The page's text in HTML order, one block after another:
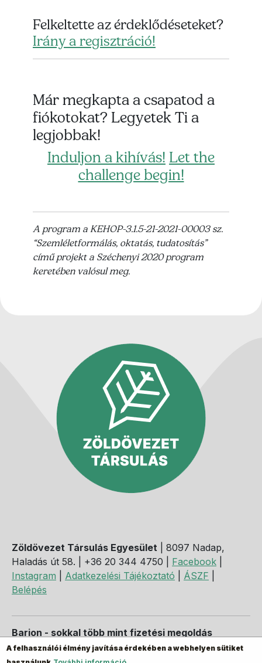
Felkeltette az érdeklődéseteket?
Irány a regisztráció!
Már megkapta a csapatod a
fiókotokat? Legyetek Ti a
legjobbak!
Induljon a kihívás! Let the
challenge begin!
A program a KEHOP-3.1.5-21-2021-00003 sz.
“Szemléletformálás, oktatás, tudatosítás”
című projekt a Széchenyi 2020 program
keretében valósul meg.
Zöldövezet Társulás Egyesület | 8097 Nadap,
Haladás út 58. | +36 20 344 4750 | Facebook
Instagram
Adatkezelési Tájékoztató ÁSZF
Belépés
Barion - sokkal több mint fizetési megoldás
A felhasználói élmény javítása érdekében a webhelyen sütiket